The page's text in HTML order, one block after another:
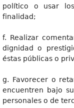
político o usar
finalidad;
f. Realizar
dignidad o
éstas públicas o
g. Favorecer o
encuentren bajo
personales o de